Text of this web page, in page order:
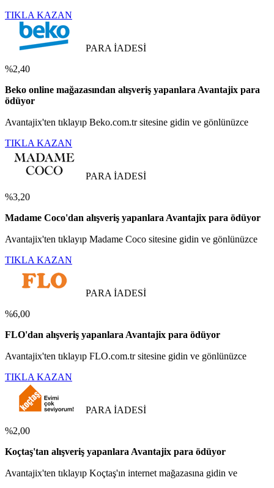
TIKLA KAZAN
PARA İADESİ
%2,40
Beko online mağazasından alışveriş yapanlara Avantajix para
ödüyor
Avantajix'ten tıklayıp Beko.com.tr sitesine gidin ve gönlünüzce
TIKLA KAZAN
PARA İADESİ
%3,20
Madame Coco'dan alışveriş yapanlara Avantajix para ödüyor
Avantajix'ten tıklayıp Madame Coco sitesine gidin ve gönlünüzce
TIKLA KAZAN
PARA İADESİ
%6,00
FLO'dan alışveriş yapanlara Avantajix para ödüyor
Avantajix'ten tıklayıp FLO.com.tr sitesine gidin ve gönlünüzce
TIKLA KAZAN
PARA İADESİ
%2,00
Koçtaş'tan alışveriş yapanlara Avantajix para ödüyor
Avantajix'ten tıklayıp Koçtaş'ın internet mağazasına gidin ve